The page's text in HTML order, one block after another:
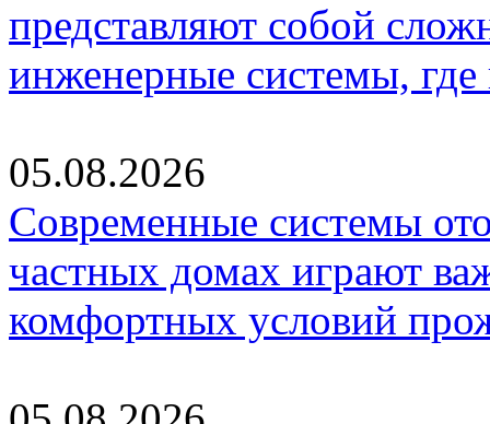
представляют собой
инженерные системы,
05.08.2026
Современные системы
частных домах играют
комфортных условий